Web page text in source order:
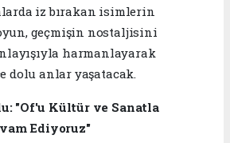
iz bırakan isimlerin
geçmişin nostaljisini
harmanlayarak
dolu anlar yaşatacak.
"Of'u Kültür ve Sanatla
Ediyoruz"